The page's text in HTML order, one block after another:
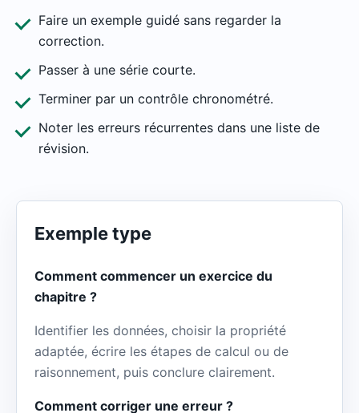
Faire un exemple guidé sans regarder la
correction.
Passer à une série courte.
Terminer par un contrôle chronométré.
Noter les erreurs récurrentes dans une liste de
révision.
Exemple type
Comment commencer un exercice du
chapitre ?
Identifier les données, choisir la propriété
adaptée, écrire les étapes de calcul ou de
raisonnement, puis conclure clairement.
Comment corriger une erreur ?